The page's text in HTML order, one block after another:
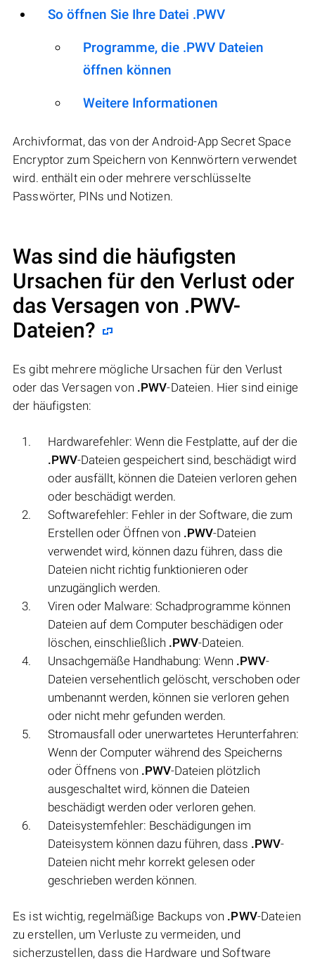
So öffnen Sie Ihre Datei .PWV
Programme, die .PWV Dateien
öffnen können
Weitere Informationen
Archivformat, das von der Android-App Secret Space
Encryptor zum Speichern von Kennwörtern verwendet
wird. enthält ein oder mehrere verschlüsselte
Passwörter, PINs und Notizen.
Was sind die häufigsten
Ursachen für den Verlust oder
das Versagen von .PWV-
Dateien?
Es gibt mehrere mögliche Ursachen für den Verlust
oder das Versagen von .PWV-Dateien. Hier sind einige
der häufigsten:
Hardwarefehler: Wenn die Festplatte, auf der die
.PWV-Dateien gespeichert sind, beschädigt wird
oder ausfällt, können die Dateien verloren gehen
oder beschädigt werden.
Softwarefehler: Fehler in der Software, die zum
Erstellen oder Öffnen von .PWV-Dateien
verwendet wird, können dazu führen, dass die
Dateien nicht richtig funktionieren oder
unzugänglich werden.
Viren oder Malware: Schadprogramme können
Dateien auf dem Computer beschädigen oder
löschen, einschließlich .PWV-Dateien.
Unsachgemäße Handhabung: Wenn .PWV-
Dateien versehentlich gelöscht, verschoben oder
umbenannt werden, können sie verloren gehen
oder nicht mehr gefunden werden.
Stromausfall oder unerwartetes Herunterfahren:
Wenn der Computer während des Speicherns
oder Öffnens von .PWV-Dateien plötzlich
ausgeschaltet wird, können die Dateien
beschädigt werden oder verloren gehen.
Dateisystemfehler: Beschädigungen im
Dateisystem können dazu führen, dass .PWV-
Dateien nicht mehr korrekt gelesen oder
geschrieben werden können.
Es ist wichtig, regelmäßige Backups von .PWV-Dateien
zu erstellen, um Verluste zu vermeiden, und
sicherzustellen, dass die Hardware und Software